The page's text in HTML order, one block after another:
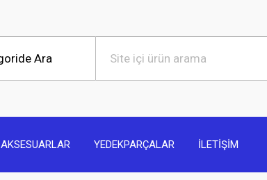
AKSESUARLAR YEDEKPARÇALAR İLETİŞİM